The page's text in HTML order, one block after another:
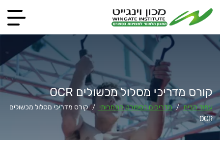
קורס מדריכי מסלול מכשולים OCR
עמוד הבית / מדריכים בספורט התחרותי / קורס מדריכי מסלול מכשולים
OCR